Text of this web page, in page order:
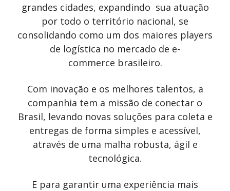
grandes cidades, expandindo sua atuação
por todo o território nacional, se
consolidando como um dos maiores players
de logística no mercado de e-
commerce brasileiro.
Com inovação e os melhores talentos, a
companhia tem a missão de conectar o
Brasil, levando novas soluções para coleta e
entregas de forma simples e acessível,
através de uma malha robusta, ágil e
tecnológica.
E para garantir uma experiência mais